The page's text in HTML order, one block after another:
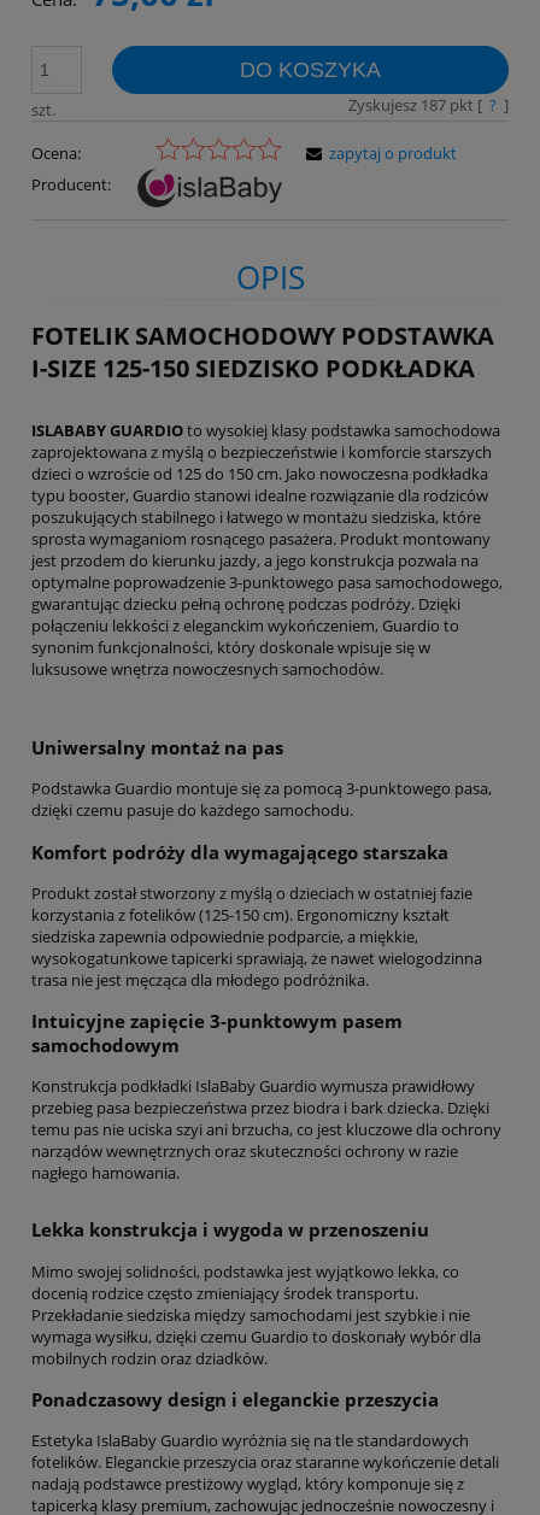
szt.
DO KOSZYKA
Zyskujesz 187pkt [ ? ]
Ocena:
Producent:
zapytaj o produkt
OPIS
FOTELIK SAMOCHODOWY PODSTAWKA
I-SIZE 125-150 SIEDZISKO PODKŁADKA
ISLABABY GUARDIOto wysokiej klasy podstawka samochodowa
zaprojektowana z myślą o bezpieczeństwie i komforcie starszych
dzieci o wzroście od 125 do 150 cm. Jako nowoczesna podkładka
typu booster, Guardio stanowi idealne rozwiązanie dla rodziców
poszukujących stabilnego i łatwego w montażu siedziska, które
sprosta wymaganiom rosnącego pasażera. Produkt montowany
jest przodem do kierunku jazdy, a jego konstrukcja pozwala na
optymalne poprowadzenie 3-punktowego pasa samochodowego,
gwarantując dziecku pełną ochronę podczas podróży. Dzięki
połączeniu lekkości z eleganckim wykończeniem, Guardio to
synonim funkcjonalności, który doskonale wpisuje się w
luksusowe wnętrza nowoczesnych samochodów.
Uniwersalny montaż na pas
Podstawka Guardio montuje się za pomocą 3-punktowego pasa,
dzięki czemu pasuje do każdego samochodu.
Komfort podróży dla wymagającego starszaka
Produkt został stworzony z myślą o dzieciach w ostatniej fazie
korzystania z fotelików (125-150 cm). Ergonomiczny kształt
siedziska zapewnia odpowiednie podparcie, a miękkie,
wysokogatunkowe tapicerki sprawiają, że nawet wielogodzinna
trasa nie jest męcząca dla młodego podróżnika.
Intuicyjne zapięcie 3-punktowym pasem
samochodowym
Konstrukcja podkładki IslaBaby Guardio wymusza prawidłowy
przebieg pasa bezpieczeństwa przez biodra i bark dziecka. Dzięki
temu pas nie uciska szyi ani brzucha, co jest kluczowe dla ochrony
narządów wewnętrznych oraz skuteczności ochrony w razie
nagłego hamowania.
Lekka konstrukcja i wygoda w przenoszeniu
Mimo swojej solidności, podstawka jest wyjątkowo lekka, co
docenią rodzice często zmieniający środek transportu.
Przekładanie siedziska między samochodami jest szybkie i nie
wymaga wysiłku, dzięki czemu Guardio to doskonały wybór dla
mobilnych rodzin oraz dziadków.
Ponadczasowy design i eleganckie przeszycia
Estetyka IslaBaby Guardio wyróżnia się na tle standardowych
fotelików. Eleganckie przeszycia oraz staranne wykończenie detali
nadają podstawce prestiżowy wygląd, który komponuje się z
tapicerką klasy premium, zachowując jednocześnie nowoczesny i